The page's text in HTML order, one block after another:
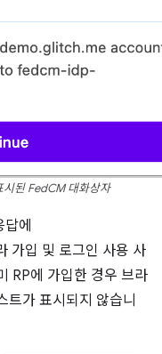
시된 FedCM 대화상자
에
가입 및 로그인 사용 사
RP에 가입한 경우 브라
트가 표시되지 않습니